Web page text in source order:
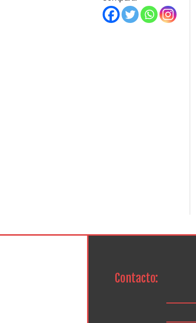
Contacto: